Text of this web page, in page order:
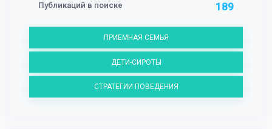
Публикаций в поиске 189
ПРИЕМНАЯ СЕМЬЯ
ДЕТИ-СИРОТЫ
СТРАТЕГИИ ПОВЕДЕНИЯ